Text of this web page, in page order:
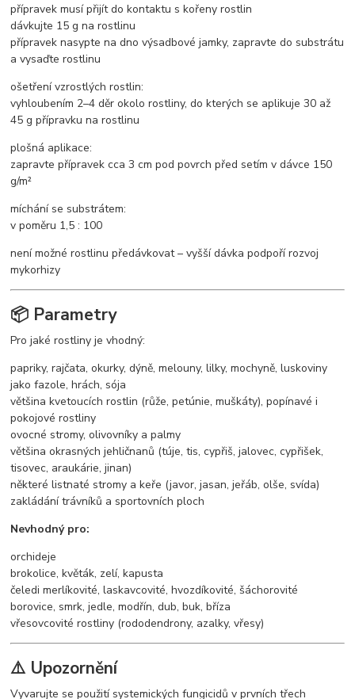
přípravek musí přijít do kontaktu s kořeny rostlin
dávkujte 15 g na rostlinu
přípravek nasypte na dno výsadbové jamky, zapravte do substrátu
a vysaďte rostlinu
ošetření vzrostlých rostlin:
vyhloubením 2–4 děr okolo rostliny, do kterých se aplikuje 30 až
45 g přípravku na rostlinu
plošná aplikace:
zapravte přípravek cca 3 cm pod povrch před setím v dávce 150
g/m²
míchání se substrátem:
v poměru 1,5 : 100
není možné rostlinu předávkovat – vyšší dávka podpoří rozvoj
mykorhizy
📦 Parametry
Pro jaké rostliny je vhodný:
papriky, rajčata, okurky, dýně, melouny, lilky, mochyně, luskoviny
jako fazole, hrách, sója
většina kvetoucích rostlin (růže, petúnie, muškáty), popínavé i
pokojové rostliny
ovocné stromy, olivovníky a palmy
většina okrasných jehličnanů (túje, tis, cypřiš, jalovec, cypřišek,
tisovec, araukárie, jinan)
některé listnaté stromy a keře (javor, jasan, jeřáb, olše, svída)
zakládání trávníků a sportovních ploch
Nevhodný pro:
orchideje
brokolice, květák, zelí, kapusta
čeledi merlíkovité, laskavcovité, hvozdíkovité, šáchorovité
borovice, smrk, jedle, modřín, dub, buk, bříza
vřesovcovité rostliny (rododendrony, azalky, vřesy)
⚠️ Upozornění
Vyvarujte se použití systemických fungicidů v prvních třech